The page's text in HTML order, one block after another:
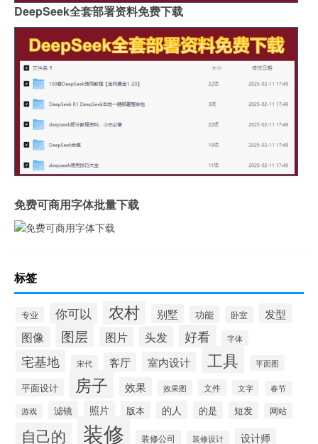
DeepSeek全套部署资料免费下载
免费可商用字体批量下载
标签
专业 你可以 农村 别墅 功能 卧室 发型
图像 图层 图片 头发 好看 字体
宅基地 宋代 客厅 室内设计 工具 平面图
平面设计 房子 效果 效果图 文件 文字 春节
游戏 滤镜 照片 版本 的人 的是 短发 网站
自己的 装修 装修公司 装修设计 设计师